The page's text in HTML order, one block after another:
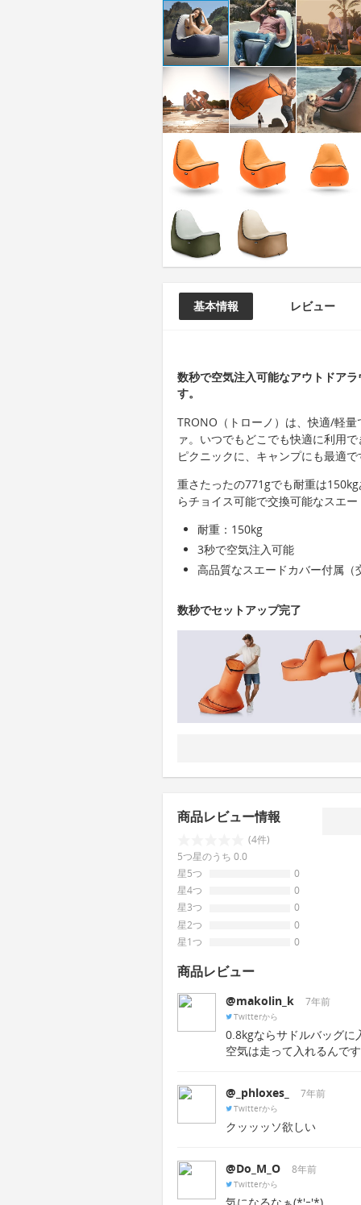
基本情報 レビュー
数秒で空気注入可能なアウトドア
す。
TRONO（トローノ）は、快適/軽
ァ。いつでもどこでも快適に利用
ピクニックに、キャンプにも最適で
重さたったの771gでも耐重は
らチョイス可能で交換可能なスエ
耐重：150kg
3秒で空気注入可能
高品質なスエードカバー付属（
数秒でセットアップ完了
商品レビュー情報
(4件)
5つ星のうち 0.0
星5つ
0
星4つ
0
星3つ
0
星2つ
0
星1つ
0
商品レビュー
@makolin_k 7年前
Twitterから
0.8kgならサドルバッグに
空気は走って入れるんで
@_phloxes_ 7年前
Twitterから
クッッッソ欲しい
@Do_M_O 8年前
Twitterから